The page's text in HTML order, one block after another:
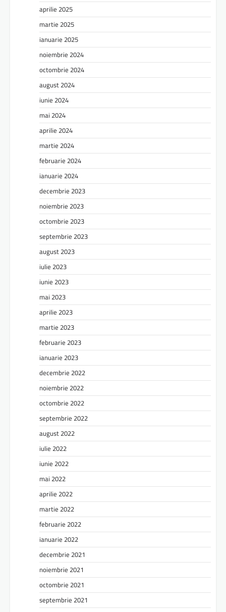
aprilie 2025
martie 2025
ianuarie 2025
noiembrie 2024
octombrie 2024
august 2024
iunie 2024
mai 2024
aprilie 2024
martie 2024
februarie 2024
ianuarie 2024
decembrie 2023
noiembrie 2023
octombrie 2023
septembrie 2023
august 2023
iulie 2023
iunie 2023
mai 2023
aprilie 2023
martie 2023
februarie 2023
ianuarie 2023
decembrie 2022
noiembrie 2022
octombrie 2022
septembrie 2022
august 2022
iulie 2022
iunie 2022
mai 2022
aprilie 2022
martie 2022
februarie 2022
ianuarie 2022
decembrie 2021
noiembrie 2021
octombrie 2021
septembrie 2021